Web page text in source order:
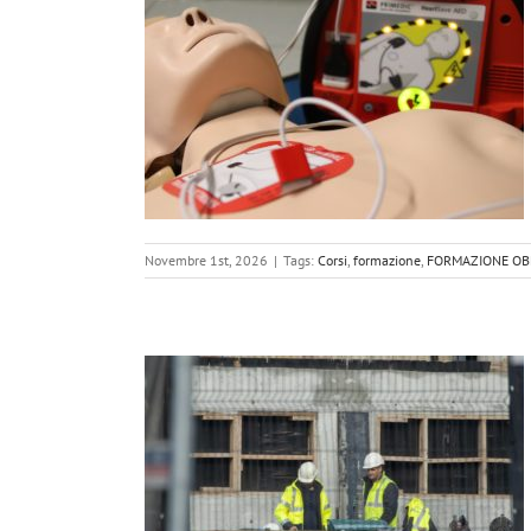
Novembre 1st, 2026 | Tags: Corsi, formazione, FORMAZIONE